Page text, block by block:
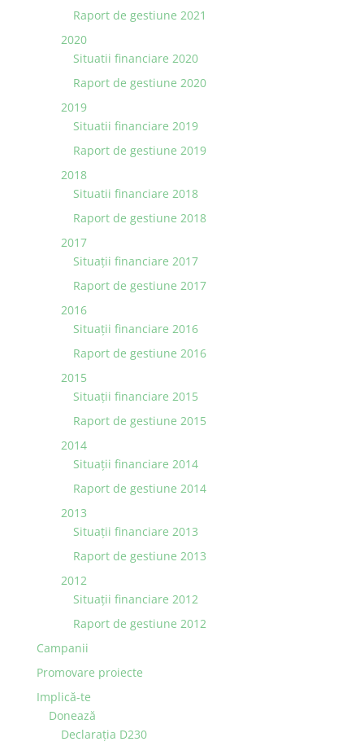
Raport de gestiune 2021
2020
Situatii financiare 2020
Raport de gestiune 2020
2019
Situatii financiare 2019
Raport de gestiune 2019
2018
Situatii financiare 2018
Raport de gestiune 2018
2017
Situații financiare 2017
Raport de gestiune 2017
2016
Situații financiare 2016
Raport de gestiune 2016
2015
Situaţii financiare 2015
Raport de gestiune 2015
2014
Situaţii financiare 2014
Raport de gestiune 2014
2013
Situaţii financiare 2013
Raport de gestiune 2013
2012
Situaţii financiare 2012
Raport de gestiune 2012
Campanii
Promovare proiecte
Implică-te
Donează
Declarația D230